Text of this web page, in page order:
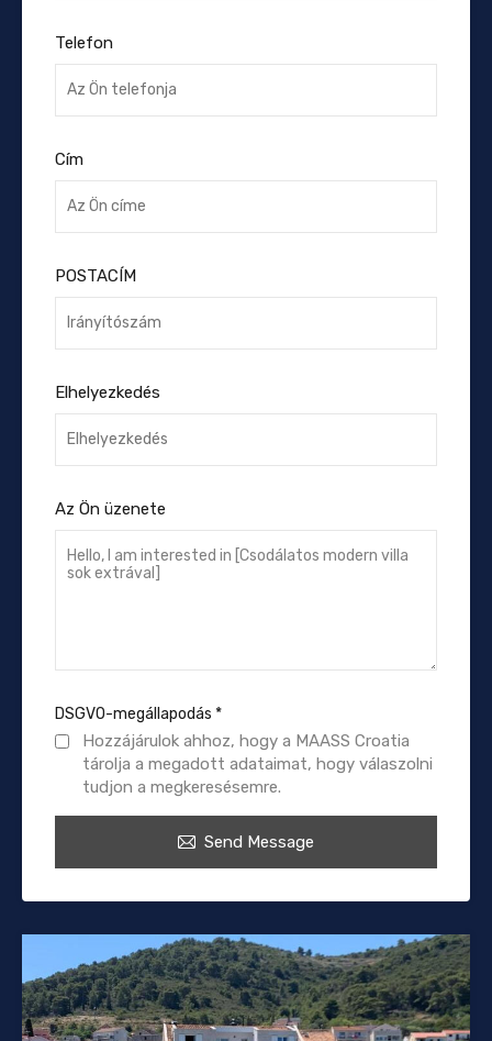
Telefon
Cím
POSTACÍM
Elhelyezkedés
Az Ön üzenete
DSGVO-megállapodás *
Hozzájárulok ahhoz, hogy a MAASS Croatia
tárolja a megadott adataimat, hogy válaszolni
tudjon a megkeresésemre.
Send Message